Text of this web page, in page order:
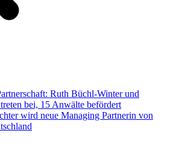
Ruth Büchl-Winter und
bei, 15 Anwälte befördert
wird neue Managing Partnerin von